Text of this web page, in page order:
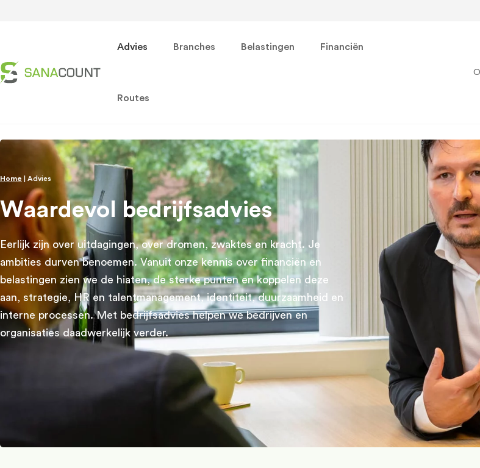
Advies Branches Belastingen Financiën
Routes
Home Advies
Waardevol bedrijfsadvies
Eerlijk zijn over uitdagingen, over dromen, zwaktes en kracht. Je
ambities durven benoemen. Vanuit onze kennis over financiën en
belastingen zien we de hiaten, de sterke punten en koppelen deze
aan, strategie, HR en talentmanagement, identiteit, duurzaamheid en
interne processen. Met bedrijfsadvies helpen we bedrijven en
organisaties daadwerkelijk verder.